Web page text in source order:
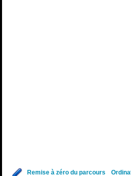
Remise à zéro du parcours